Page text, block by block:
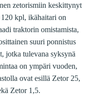
zetorismiin keskittynyt
kpl, ikähaitari on
traktorin omistamista,
suuri ponnistus
jotka tulevana syksynä
on ympäri vuoden,
ovat esillä Zetor 25,
Zetor 1,5.